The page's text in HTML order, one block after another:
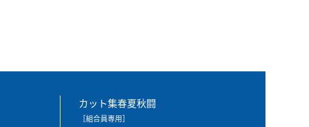
カット集春夏秋闘
［組合員専用］